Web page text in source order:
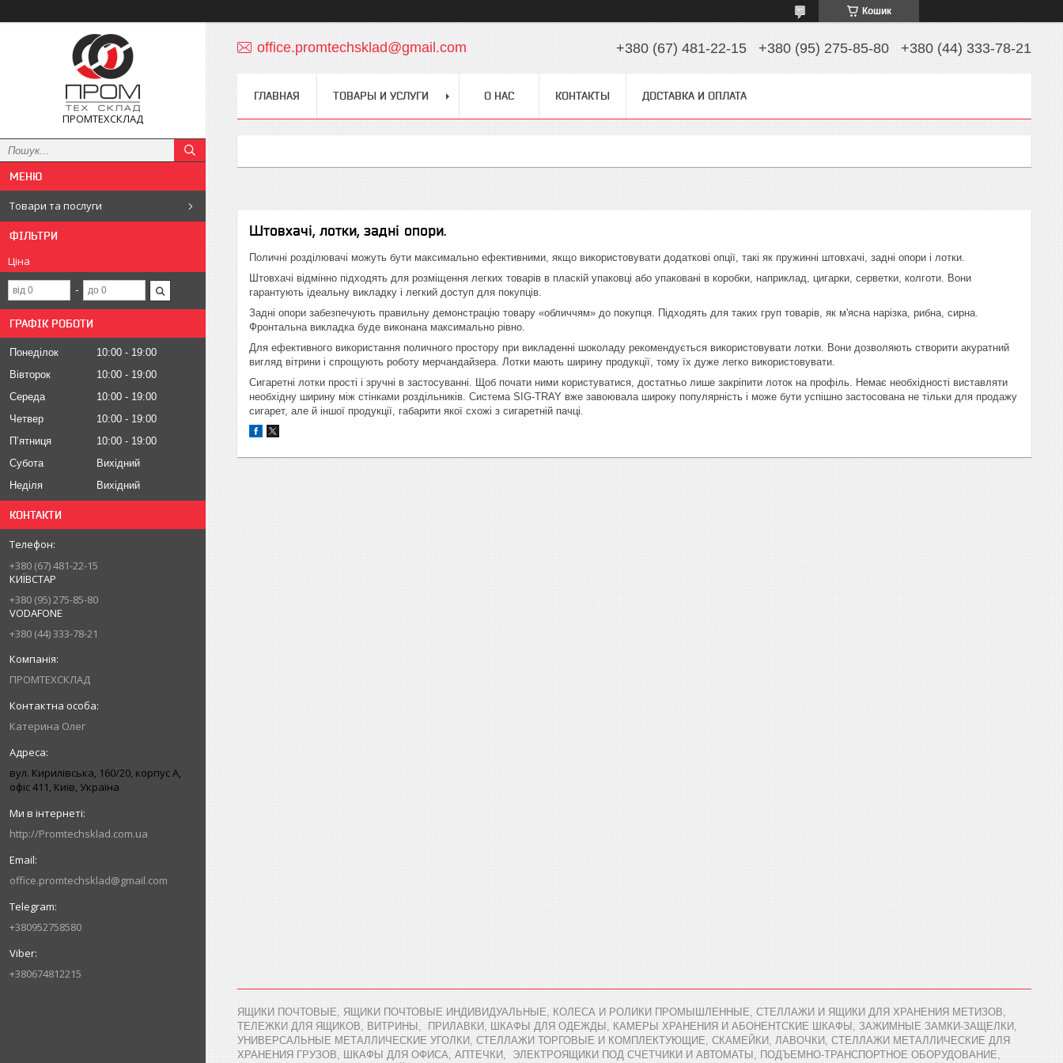
Кошик
ПРОМТЕХСКЛАД
Товари та послуги
ФІЛЬТРИ
Ціна
ГРАФІК РОБОТИ
Понеділок 10:00
19:00
Вівторок
10:00
19:00
Середа
10:00
19:00
Четвер
10:00
19:00
Пʼятниця
10:00
19:00
Субота
Вихідний
Неділя
Вихідний
КОНТАКТИ
+380 (67) 481-22-15
КИЇВСТАР
+380 (95) 275-85-80
VODAFONE
+380 (44) 333-78-21
ПРОМТЕХСКЛАД
Катерина Олег
вул. Кирилівська, 160/20, корпус А,
офіс 411, Київ, Україна
http://Promtechsklad.com.ua
office.promtechsklad@gmail.com
+380952758580
+380674812215
office.promtechsklad@gmail.com +380 (67) 481-22-15 +380 (95) 275-85-80 +380 (44) 333-78-21
ГЛАВНАЯ ТОВАРЫ И УСЛУГИ О НАС КОНТАКТЫ ДОСТАВКА И ОПЛАТА
Штовхачі, лотки, задні опори.
Поличні розділювачі можуть бути максимально ефективними, якщо використовувати додаткові опції, такі як пружинні штовхачі, задні опори і лотки.
Штовхачі відмінно підходять для розміщення легких товарів в пласкій упаковці або упаковані в коробки, наприклад, цигарки, серветки, колготи. Вони
гарантують ідеальну викладку і легкий доступ для покупців.
Задні опори забезпечують правильну демонстрацію товару «обличчям» до покупця. Підходять для таких груп товарів, як м'ясна нарізка, рибна, сирна.
Фронтальна викладка буде виконана максимально рівно.
Для ефективного використання поличного простору при викладенні шоколаду рекомендується використовувати лотки. Вони дозволяють створити акуратний
вигляд вітрини і спрощують роботу мерчандайзера. Лотки мають ширину продукції, тому їх дуже легко використовувати.
Сигаретні лотки прості і зручні в застосуванні. Щоб почати ними користуватися, достатньо лише закріпити лоток на профіль. Немає необхідності виставляти
необхідну ширину між стінками роздільників. Система SIG-TRAY вже завоювала широку популярність і може бути успішно застосована не тільки для продажу
сигарет, але й іншої продукції, габарити якої схожі з сигаретній пачці.
ЯЩИКИ ПОЧТОВЫЕ, ЯЩИКИ ПОЧТОВЫЕ ИНДИВИДУАЛЬНЫЕ, КОЛЕСА И РОЛИКИ ПРОМЫШЛЕННЫЕ, СТЕЛЛАЖИ И ЯЩИКИ ДЛЯ ХРАНЕНИЯ МЕТИЗОВ,
ТЕЛЕЖКИ ДЛЯ ЯЩИКОВ, ВИТРИНЫ, ПРИЛАВКИ, ШКАФЫ ДЛЯ ОДЕЖДЫ, КАМЕРЫ ХРАНЕНИЯ И АБОНЕНТСКИЕ ШКАФЫ, ЗАЖИМНЫЕ ЗАМКИ-ЗАЩЕЛКИ,
УНИВЕРСАЛЬНЫЕ МЕТАЛЛИЧЕСКИЕ УГОЛКИ, СТЕЛЛАЖИ ТОРГОВЫЕ И КОМПЛЕКТУЮЩИЕ, СКАМЕЙКИ, ЛАВОЧКИ, СТЕЛЛАЖИ МЕТАЛЛИЧЕСКИЕ ДЛЯ
ХРАНЕНИЯ ГРУЗОВ, ШКАФЫ ДЛЯ ОФИСА, АПТЕЧКИ, ЭЛЕКТРОЯЩИКИ ПОД СЧЕТЧИКИ И АВТОМАТЫ, ПОДЪЕМНО-ТРАНСПОРТНОЕ ОБОРУДОВАНИЕ,